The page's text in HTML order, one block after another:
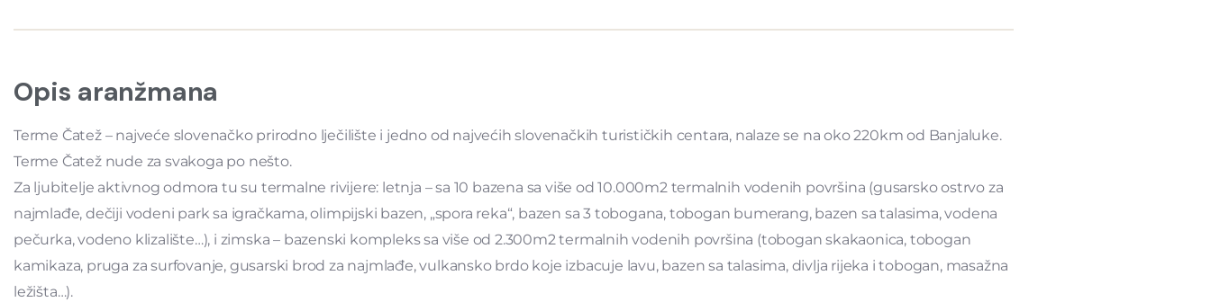
Opis aranžmana
Terme Čatež – najveće slovenačko prirodno lječilište i jedno od najvećih slovenačkih turističkih centara, nalaze se na oko 220km od Banjaluke.
Terme Čatež nude za svakoga po nešto.
Za ljubitelje aktivnog odmora tu su termalne rivijere: letnja – sa 10 bazena sa više od 10.000m2 termalnih vodenih površina (gusarsko ostrvo za
najmlađe, dečiji vodeni park sa igračkama, olimpijski bazen, „spora reka“, bazen sa 3 tobogana, tobogan bumerang, bazen sa talasima, vodena
pečurka, vodeno klizalište…), i zimska – bazenski kompleks sa više od 2.300m2 termalnih vodenih površina (tobogan skakaonica, tobogan
kamikaza, pruga za surfovanje, gusarski brod za najmlađe, vulkansko brdo koje izbacuje lavu, bazen sa talasima, divlja rijeka i tobogan, masažna
ležišta…).